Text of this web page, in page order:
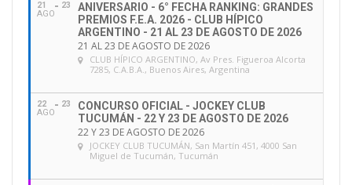
21
AGO
23
ANIVERSARIO - 6° FECHA RANKING: GRANDES
PREMIOS F.E.A. 2026 - CLUB HÍPICO
ARGENTINO - 21 AL 23 DE AGOSTO DE 2026
21 AL 23 DE AGOSTO DE 2026
CLUB HÍPICO ARGENTINO, Av Pres. Figueroa Alcorta
7285, C.A.B.A., Buenos Aires, Argentina
22
AGO
23
CONCURSO OFICIAL - JOCKEY CLUB
TUCUMÁN - 22 Y 23 DE AGOSTO DE 2026
22 Y 23 DE AGOSTO DE 2026
JOCKEY CLUB TUCUMÁN, San Martín 451, 4000 San
Miguel de Tucumán, Tucumán